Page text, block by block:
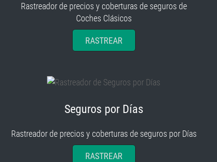
Rastreador de precios y coberturas de seguros de
Coches Clásicos
RASTREAR
Seguros por Días
Rastreador de precios y coberturas de seguros por Días
RASTREAR